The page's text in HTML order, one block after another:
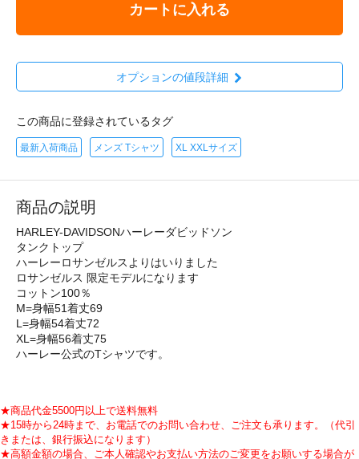
カートに入れる
オプションの値段詳細
この商品に登録されているタグ
最新入荷商品 メンズ Tシャツ XL XXLサイズ
商品の説明
HARLEY-DAVIDSONハーレーダビッドソン
タンクトップ
ハーレーロサンゼルスよりはいりました
ロサンゼルス 限定モデルになります
コットン100％
M=身幅51着丈69
L=身幅54着丈72
XL=身幅56着丈75
ハーレー公式のTシャツです。
★商品代金5500円以上で送料無料
★15時から24時まで、お電話でのお問い合わせ、ご注文も承ります。（代引
きまたは、銀行振込になります）
★高額金額の場合、ご本人確認やお支払い方法のご変更をお願いする場合が